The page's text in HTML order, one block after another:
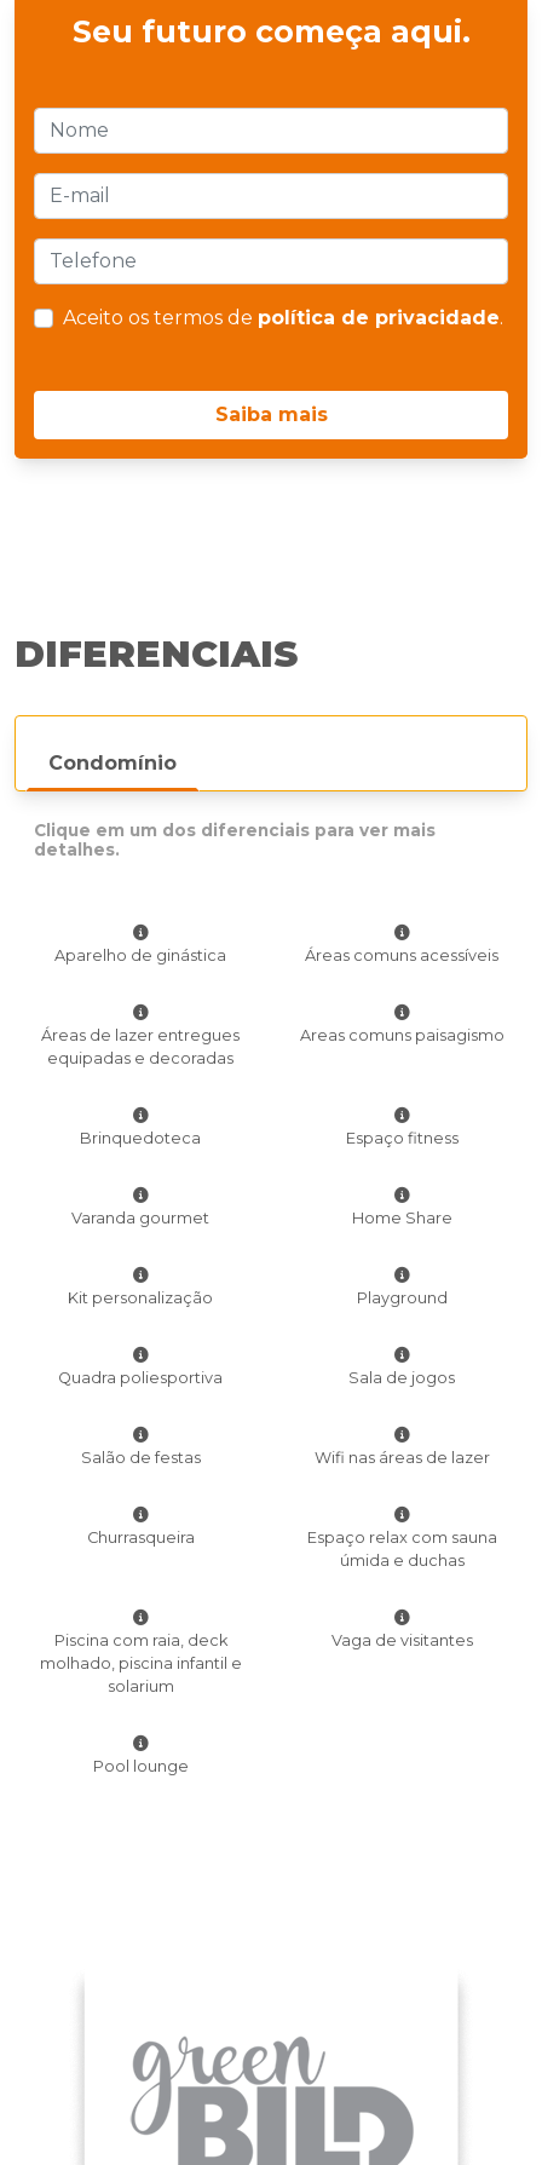
Seu futuro começa aqui.
Aceito os termos de política de privacidade.
Saiba mais
DIFERENCIAIS
Condomínio
Clique em um dos diferenciais para ver mais
detalhes.
Aparelho de ginástica Áreas comuns acessíveis
Áreas de lazer entregues
equipadas e decoradas
Areas comuns paisagismo
Brinquedoteca Espaço fitness
Varanda gourmet Home Share
Kit personalização Playground
Quadra poliesportiva Sala de jogos
Salão de festas Wifi nas áreas de lazer
Churrasqueira
Espaço relax com sauna
úmida e duchas
Piscina com raia, deck
molhado, piscina infantil e
solarium
Vaga de visitantes
Pool lounge